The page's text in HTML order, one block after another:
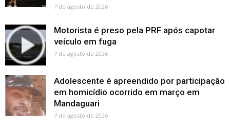
7 de agosto de 2026
Motorista é preso pela PRF após capotar
veículo em fuga
7 de agosto de 2026
Adolescente é apreendido por participação
em homicídio ocorrido em março em
Mandaguari
7 de agosto de 2026